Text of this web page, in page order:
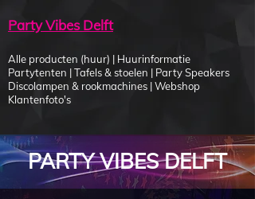
Party Vibes Delft
Alle producten (huur) | Huurinformatie
Partytenten |Tafels & stoelen | Party Speakers
Discolampen & rookmachines |Webshop
Klantenfoto's
PARTY VIBES DELFT